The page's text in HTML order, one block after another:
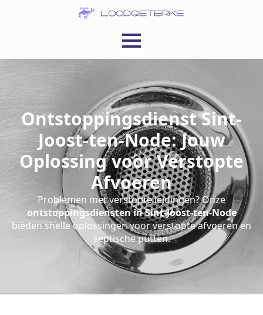
Ontstoppingsdienst Sint-
Joost-ten-Node: Jouw
Oplossing voor Verstopte
Afvoeren
Problemen met verstopte leidingen? Onze
ontstoppingsdiensten in Sint-Joost-ten-Node
bieden snelle oplossingen voor verstopte afvoeren en
septische putten.